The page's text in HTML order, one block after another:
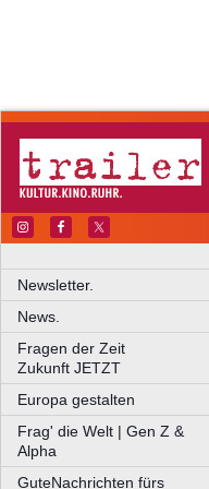
Newsletter.
News.
Fragen der Zeit
Zukunft JETZT
Europa gestalten
Frag' die Welt | Gen Z &
Alpha
GuteNachrichten fürs